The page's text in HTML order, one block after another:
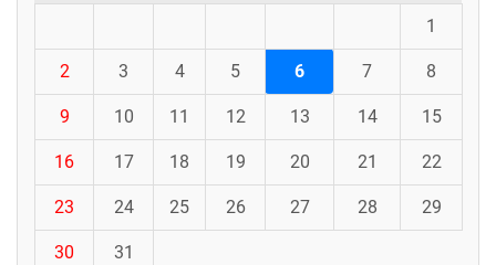
1
2 3 4 5 6 7 8
9 10 11 12 13 14 15
16 17 18 19 20 21 22
23 24 25 26 27 28 29
30 31